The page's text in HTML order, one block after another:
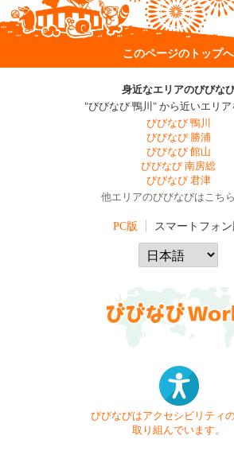
このページのトップへ
身近なエリアのびびな
"びびなび 鴨川" から近いエリア
びびなび 鴨川
びびなび 勝浦
びびなび 館山
びびなび 南房総
びびなび 君津
他エリアのびびなびはこち
PC版 スマートフォン
びびなびはアクセシビリティ
取り組んでいます。